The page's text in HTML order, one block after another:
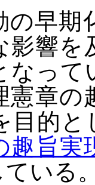
の早期
影響を
なって
憲章の
目的
趣旨
ている